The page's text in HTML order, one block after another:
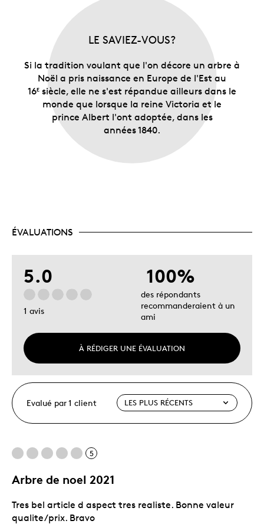
LE SAVIEZ-VOUS?
Si la tradition voulant que l'on décore un arbre à
Noël a pris naissance en Europe de l'Est au
16E siècle, elle ne s'est répandue ailleurs dans le
monde que lorsque la reine Victoria et le
prince Albert l'ont adoptée, dans les
années 1840.
ÉVALUATIONS
5.0
1 avis
À RÉDIGER UNE ÉVALUATION
100%
des répondants
recommanderaient à un
ami
Evalué par 1 client
5
Arbre de noel 2021
Tres bel article d aspect tres realiste. Bonne valeur
qualite/prix. Bravo